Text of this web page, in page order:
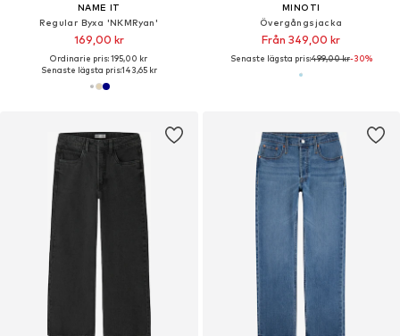
NAME IT
Regular Byxa 'NKMRyan'
169,00 kr
Ordinarie pris: 195,00 kr
Senaste lägsta pris:143,65 kr
MINOTI
Övergångsjacka
Från 349,00 kr
Senaste lägsta pris:499,00 kr-30%